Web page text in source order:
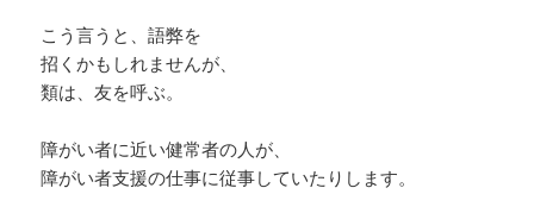
虐待の問題があります。
人間も同じように保護する活動が、
必要だと思いますが、それは、
動物の保護よりも遅れている所が、
あるとは、思います。
こう言うと、語弊を
招くかもしれませんが、
類は、友を呼ぶ。
障がい者に近い健常者の人が、
障がい者支援の仕事に従事していたりします。